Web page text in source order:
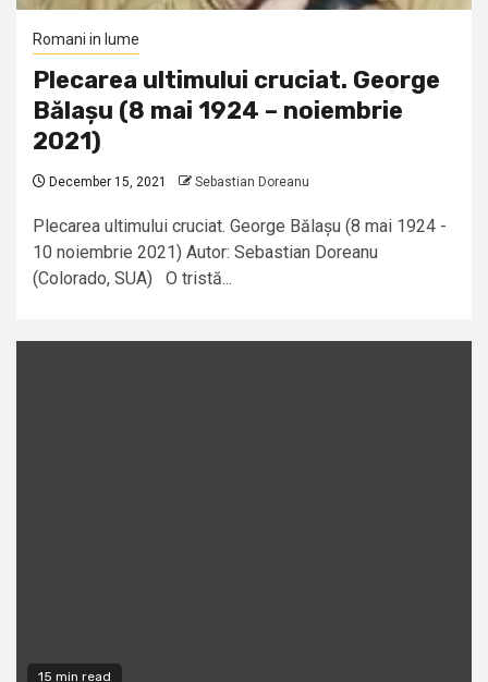
Romani in lume
Plecarea ultimului cruciat. George
Bălașu (8 mai 1924 – noiembrie
2021)
December 15, 2021 Sebastian Doreanu
Plecarea ultimului cruciat. George Bălașu (8 mai 1924 -
10 noiembrie 2021) Autor: Sebastian Doreanu
(Colorado, SUA) O tristă...
15 min read